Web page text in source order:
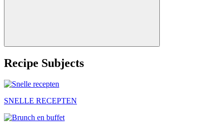
Recipe Subjects
SNELLE RECEPTEN